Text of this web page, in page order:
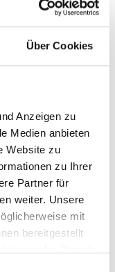
Über Cookies
Anzeigen zu
Medien anbieten
Website zu
zu Ihrer
Partner für
weiter. Unsere
mit
bereitgestellt
Nutzern zur